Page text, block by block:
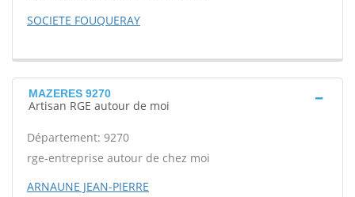
SOCIETE FOUQUERAY
MAZERES 9270
Artisan RGE autour de moi
Département: 9270
rge-entreprise autour de chez moi
ARNAUNE JEAN-PIERRE